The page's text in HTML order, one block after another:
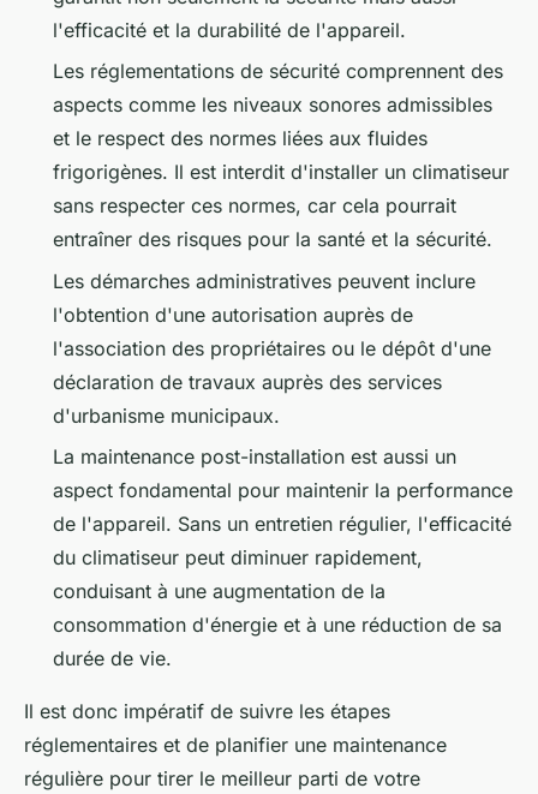
l'efficacité et la durabilité de l'appareil.
Les réglementations de sécurité comprennent des
aspects comme les niveaux sonores admissibles
et le respect des normes liées aux fluides
frigorigènes. Il est interdit d'installer un climatiseur
sans respecter ces normes, car cela pourrait
entraîner des risques pour la santé et la sécurité.
Les démarches administratives peuvent inclure
l'obtention d'une autorisation auprès de
l'association des propriétaires ou le dépôt d'une
déclaration de travaux auprès des services
d'urbanisme municipaux.
La maintenance post-installation est aussi un
aspect fondamental pour maintenir la performance
de l'appareil. Sans un entretien régulier, l'efficacité
du climatiseur peut diminuer rapidement,
conduisant à une augmentation de la
consommation d'énergie et à une réduction de sa
durée de vie.
Il est donc impératif de suivre les étapes
réglementaires et de planifier une maintenance
régulière pour tirer le meilleur parti de votre